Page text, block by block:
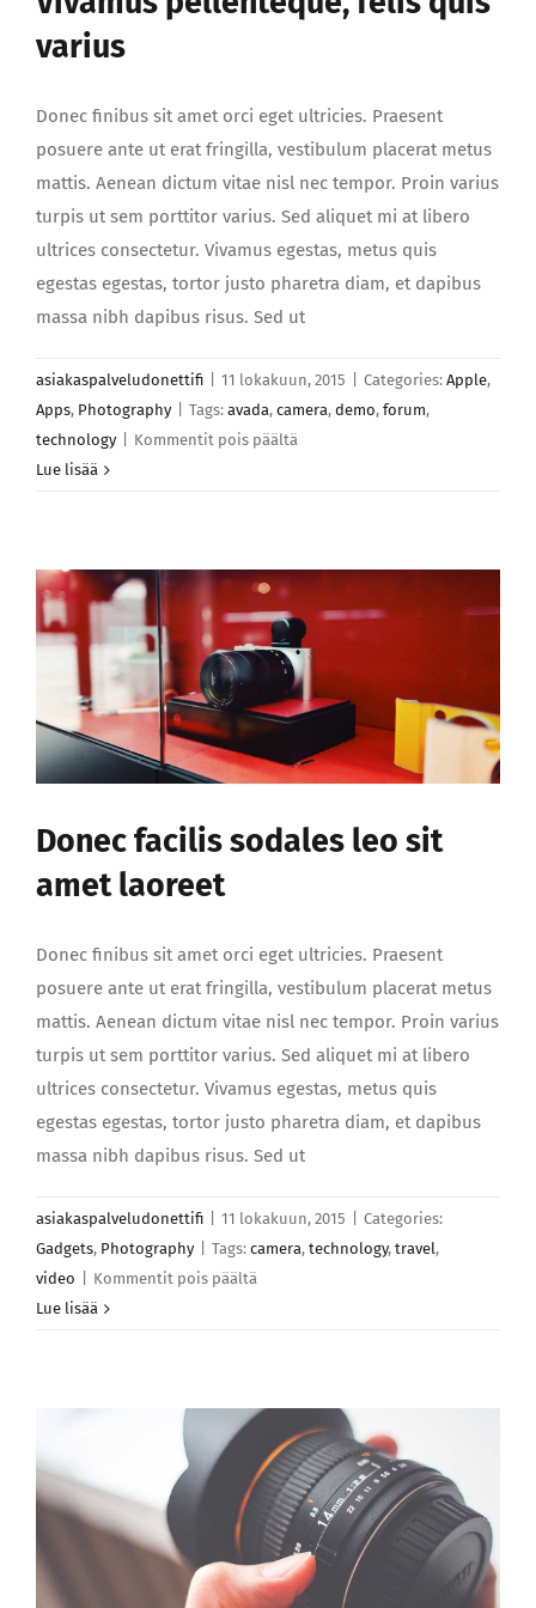
varius
Donec finibus sit amet orci eget ultricies. Praesent
posuere ante ut erat fringilla, vestibulum placerat metus
mattis. Aenean dictum vitae nisl nec tempor. Proin varius
turpis ut sem porttitor varius. Sed aliquet mi at libero
ultrices consectetur. Vivamus egestas, metus quis
egestas egestas, tortor justo pharetra diam, et dapibus
massa nibh dapibus risus. Sed ut
asiakaspalveludonettifi 11 lokakuun, 2015 Categories: Apple,
Apps, Photography Tags: avada, camera, demo, forum,
technology
Kommentit pois päältä
varius
Lue lisää
Donec facilis sodales leo sit
amet laoreet
Donec finibus sit amet orci eget ultricies. Praesent
posuere ante ut erat fringilla, vestibulum placerat metus
mattis. Aenean dictum vitae nisl nec tempor. Proin varius
turpis ut sem porttitor varius. Sed aliquet mi at libero
ultrices consectetur. Vivamus egestas, metus quis
egestas egestas, tortor justo pharetra diam, et dapibus
massa nibh dapibus risus. Sed ut
asiakaspalveludonettifi 11 lokakuun, 2015
Categories:
Gadgets, Photography Tags: camera, technology, travel,
video
Kommentit pois päältä
amet
laoreet
Lue lisää